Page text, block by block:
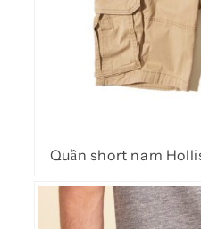
Quần short nam